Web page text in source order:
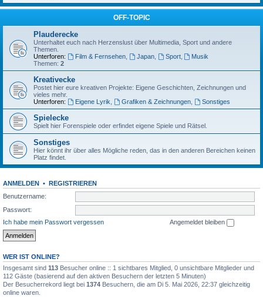
OFF-TOPIC
Plauderecke
Unterhaltet euch nach Herzenslust über Multimedia, Sport und andere
Themen.
Unterforen:
Film & Fernsehen, Japan, Sport,
Musik
Themen: 2
Kreativecke
Postet hier eure kreativen Projekte: Eigene Geschichten, Zeichnungen und
vieles mehr.
Unterforen:
Eigene Lyrik Grafiken & Zeichnungen, Sonstiges
Spielecke
Spielt hier Forenspiele oder erfindet eigene Spiele und Rätsel.
Sonstiges
Hier könnt ihr über alles Mögliche reden, das in den anderen Bereichen keinen
Platz findet.
ANMELDEN • REGISTRIEREN
Benutzername:
Passwort:
Ich habe mein Passwort vergessen
Angemeldet bleiben
WER IST ONLINE?
Insgesamt sind 113 Besucher online :: 1 sichtbares Mitglied, 0 unsichtbare Mitglieder und
112 Gäste (basierend auf den aktiven Besuchern der letzten 5 Minuten)
Der Besucherrekord liegt bei 1374 Besuchern, die am Di 5. Mai 2026, 22:37 gleichzeitig
online waren.